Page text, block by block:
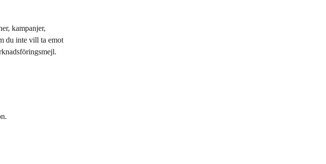
kampanjer,
du inte vill ta emot